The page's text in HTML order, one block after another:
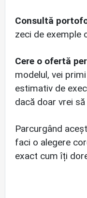
Consultă
zeci de exemple
Cere o ofertă
modelul, vei
estimativ de
dacă doar vrei
Parcurgând
faci o alegere
exact cum îți